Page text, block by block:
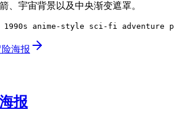
、宇宙背景以及中央渐变遮罩。
1990s anime-style sci-fi
海报
报